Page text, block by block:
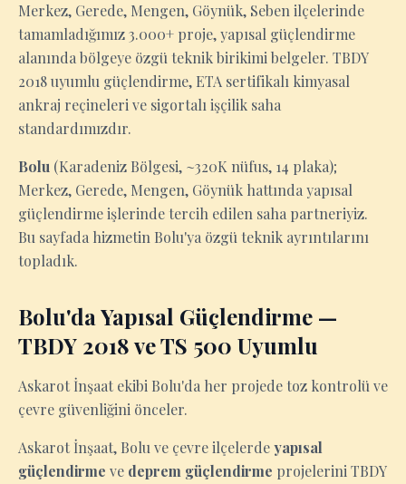
Merkez, Gerede, Mengen, Göynük, Seben ilçelerinde
tamamladığımız 3.000+ proje, yapısal güçlendirme
alanında bölgeye özgü teknik birikimi belgeler. TBDY
2018 uyumlu güçlendirme, ETA sertifikalı kimyasal
ankraj reçineleri ve sigortalı işçilik saha
standardımızdır.
Bolu (Karadeniz Bölgesi, ~320K nüfus, 14 plaka);
Merkez, Gerede, Mengen, Göynük hattında yapısal
güçlendirme işlerinde tercih edilen saha partneriyiz.
Bu sayfada hizmetin Bolu'ya özgü teknik ayrıntılarını
topladık.
Bolu'da Yapısal Güçlendirme —
TBDY 2018 ve TS 500 Uyumlu
Askarot İnşaat ekibi Bolu'da her projede toz kontrolü ve
çevre güvenliğini önceler.
Askarot İnşaat, Bolu ve çevre ilçelerdeyapısal
güçlendirme ve deprem güçlendirme projelerini TBDY